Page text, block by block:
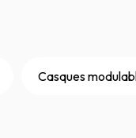
Casques